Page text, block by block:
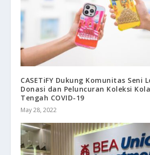
CASETiFY Dukung Komunitas Seni
Donasi dan Peluncuran Koleksi
Tengah COVID-19
May 28, 2022